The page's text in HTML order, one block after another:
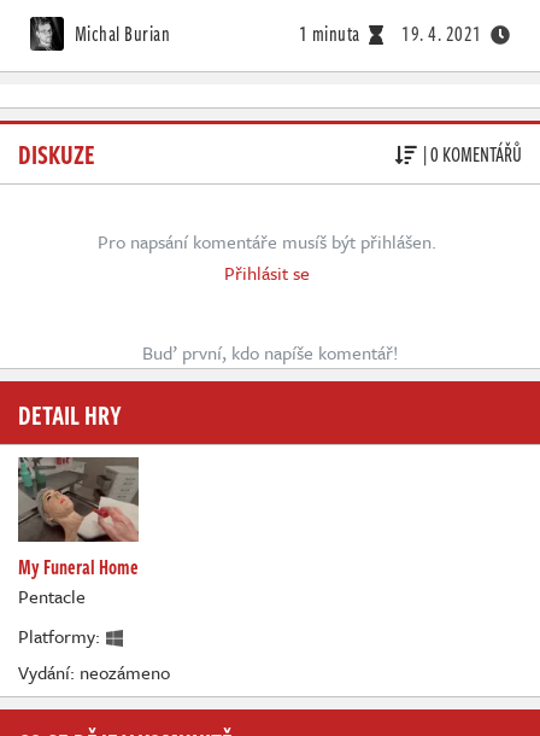
Michal Burian 1 minuta 19. 4. 2021
DISKUZE | 0 KOMENTÁŘŮ
Pro napsání komentáře musíš být přihlášen.
Přihlásit se
Buď první, kdo napíše komentář!
DETAIL HRY
My Funeral Home
Pentacle
Platformy:
Vydání: neozámeno